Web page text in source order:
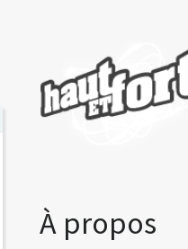
À propos